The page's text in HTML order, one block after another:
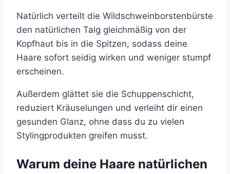
Natürlich verteilt die Wildschweinborstenbürste
den natürlichen Talg gleichmäßig von der
Kopfhaut bis in die Spitzen, sodass deine
Haare sofort seidig wirken und weniger stumpf
erscheinen.
Außerdem glättet sie die Schuppenschicht,
reduziert Kräuselungen und verleiht dir einen
gesunden Glanz, ohne dass du zu vielen
Stylingprodukten greifen musst.
Warum deine Haare natürlichen